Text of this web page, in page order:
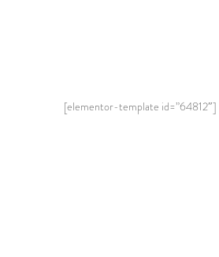
[elementor-template id=”64812″]